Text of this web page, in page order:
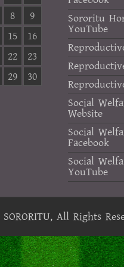
8
9
15
16
22
23
29
30
Sororitu
YouTube
Social
Website
Social
Facebook
Social
YouTube
SORORITU, All Rights